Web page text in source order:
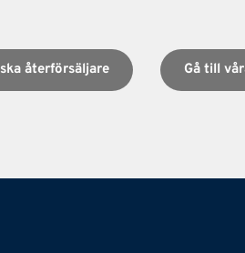
återförsäljare Gå till